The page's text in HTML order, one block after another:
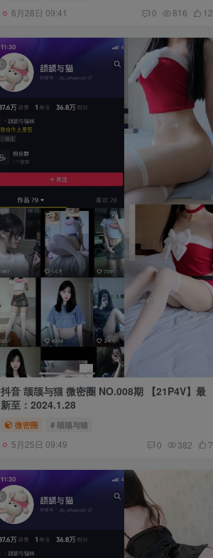
6月28日 09:41 0 816 12
抖音 颉颉与猫 微密圈 NO.008期 【21P4V】最
新至：2024.1.28
微密圈 # 颉颉与猫
5月25日 09:49 0 382 7